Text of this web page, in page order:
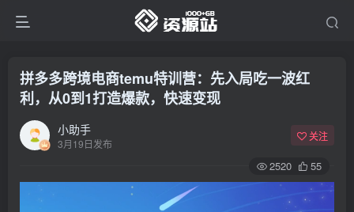
拼多多跨境电商temu特训营：先入局吃一波红
利，从0到1打造爆款，快速变现
小助手
3月19日发布
关注
2520 55